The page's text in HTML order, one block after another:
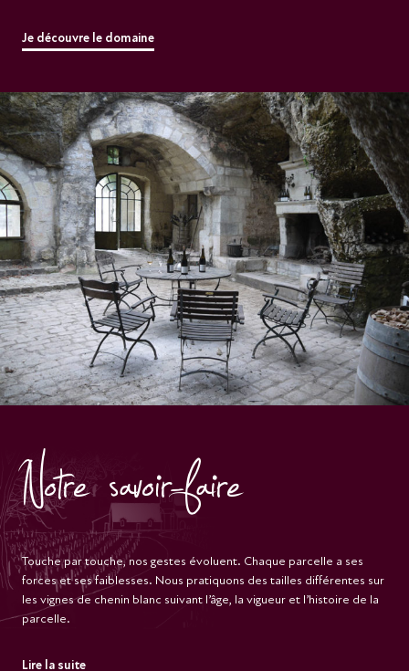
Je découvre le domaine
Notre savoir-faire
Touche par touche, nos gestes évoluent. Chaque parcelle a ses
forces et ses faiblesses. Nous pratiquons des tailles différentes sur
les vignes de chenin blanc suivant l’âge, la vigueur et l’histoire de la
parcelle.
Lire la suite